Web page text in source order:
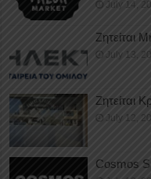
July 14,
Ζητείται
July 13,
Ζητείται
July 12,
Cosmos